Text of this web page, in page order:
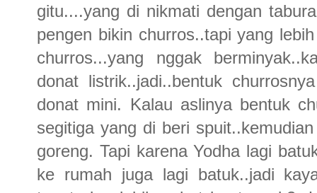
gitu....yang di nikmati dengan
pengen bikin churros..tapi yang
churros...yang nggak
donat listrik..jadi..bentuk
donat mini. Kalau aslinya bentuk
segitiga yang di beri
goreng. Tapi karena Yodha lagi
ke rumah juga lagi batuk..jadi